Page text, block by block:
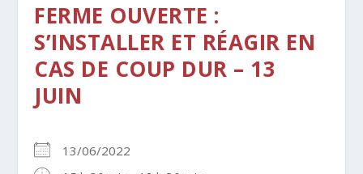
FERME OUVERTE :
S’INSTALLER ET RÉAGIR EN
CAS DE COUP DUR – 13
JUIN
13/06/2022